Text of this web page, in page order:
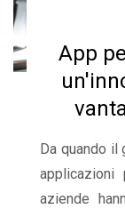
App
Da quando il
applicazioni
aziende